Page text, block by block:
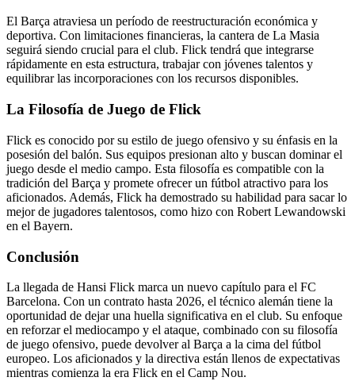
El Barça atraviesa un período de reestructuración económica y
deportiva. Con limitaciones financieras, la cantera de La Masia
seguirá siendo crucial para el club. Flick tendrá que integrarse
rápidamente en esta estructura, trabajar con jóvenes talentos y
equilibrar las incorporaciones con los recursos disponibles.
La Filosofía de Juego de Flick
Flick es conocido por su estilo de juego ofensivo y su énfasis en la
posesión del balón. Sus equipos presionan alto y buscan dominar el
juego desde el medio campo. Esta filosofía es compatible con la
tradición del Barça y promete ofrecer un fútbol atractivo para los
aficionados. Además, Flick ha demostrado su habilidad para sacar lo
mejor de jugadores talentosos, como hizo con Robert Lewandowski
en el Bayern.
Conclusión
La llegada de Hansi Flick marca un nuevo capítulo para el FC
Barcelona. Con un contrato hasta 2026, el técnico alemán tiene la
oportunidad de dejar una huella significativa en el club. Su enfoque
en reforzar el mediocampo y el ataque, combinado con su filosofía
de juego ofensivo, puede devolver al Barça a la cima del fútbol
europeo. Los aficionados y la directiva están llenos de expectativas
mientras comienza la era Flick en el Camp Nou.